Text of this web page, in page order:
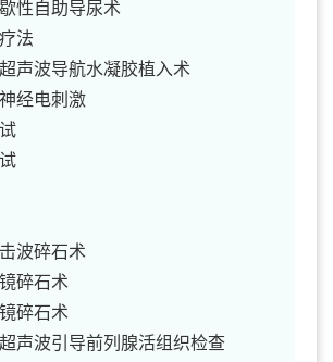
性自助导尿术
法
声波导航水凝胶植入术
经电刺激
波碎石术
碎石术
碎石术
声波引导前列腺活组织检查